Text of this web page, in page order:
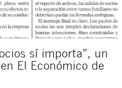
sí importa”, un
El Económico de